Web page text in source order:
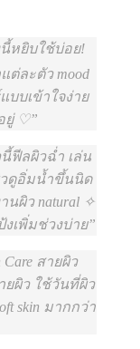
หยิบใช้บ่อย!
ต่ละตัว mood
บเข้าใจง่าย
ยู่ ♡
นี้ฟีลผิวฉ่ำ เล่น
วดูอิ่มน้ำขึ้นนิด
นผิว natural ✧
เพิ่มช่วงบ่าย
Care สายผิว
ยผิว ใช้วันที่ผิว
skin มากกว่า